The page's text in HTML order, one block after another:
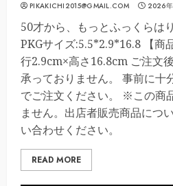
PIKAKICHI2015@GMAIL.COM 2026
50才から、もっとふっくらは
PKGサイズ:5.5*2.9*16.8 【商
行2.9cm×高さ16.8cm ご注文
承っておりません。 事前に十
でご注文ください。 ※この商
ません。出店者販売商品につ
い合わせください。
READ MORE